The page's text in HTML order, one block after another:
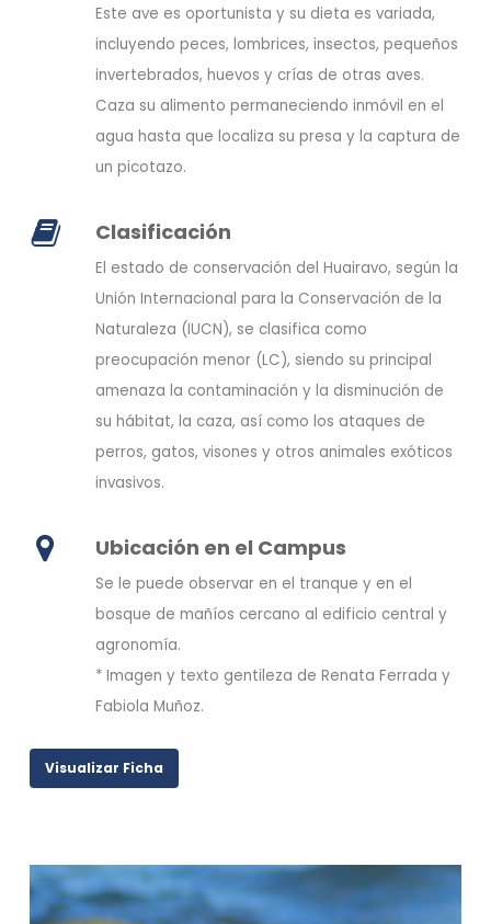
Este ave es oportunista y su dieta es variada,
incluyendo peces, lombrices, insectos, pequeños
invertebrados, huevos y crías de otras aves.
Caza su alimento permaneciendo inmóvil en el
agua hasta que localiza su presa y la captura de
un picotazo.
Clasificación
El estado de conservación del Huairavo, según la
Unión Internacional para la Conservación de la
Naturaleza (IUCN), se clasifica como
preocupación menor (LC), siendo su principal
amenaza la contaminación y la disminución de
su hábitat, la caza, así como los ataques de
perros, gatos, visones y otros animales exóticos
invasivos.
Ubicación en el Campus
Se le puede observar en el tranque y en el
bosque de mañíos cercano al edificio central y
agronomía.
* Imagen y texto gentileza de Renata Ferrada y
Fabiola Muñoz.
Visualizar Ficha